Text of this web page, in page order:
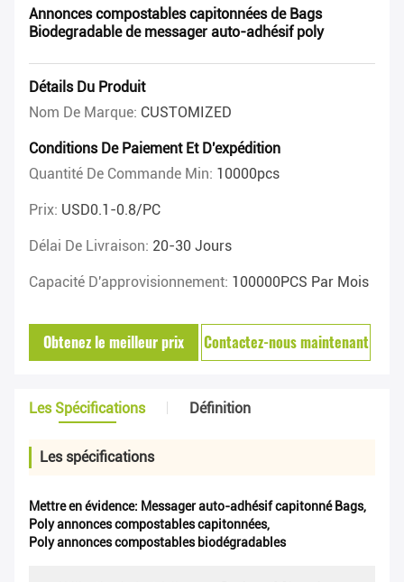
Annonces compostables capitonnées de Bags
Biodegradable de messager auto-adhésif poly
Détails Du Produit
Nom De Marque: CUSTOMIZED
Conditions De Paiement Et D'expédition
Quantité De Commande Min: 10000pcs
Prix: USD0.1-0.8/PC
Délai De Livraison: 20-30 Jours
Capacité D'approvisionnement: 100000PCS Par Mois
Obtenez le meilleur prix Contactez-nous maintenant
Les Spécifications Définition
Les spécifications
Mettre en évidence: Messager auto-adhésif capitonné Bags,
Poly annonces compostables capitonnées,
Poly annonces compostables biodégradables